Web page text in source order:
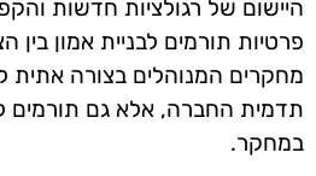
היישום של רגולציות חדשות
פרטיות תורמים לבניית אמון בין
מחקרים המנוהלים בצורה
תדמית החברה, אלא גם תורמים
במחקר.